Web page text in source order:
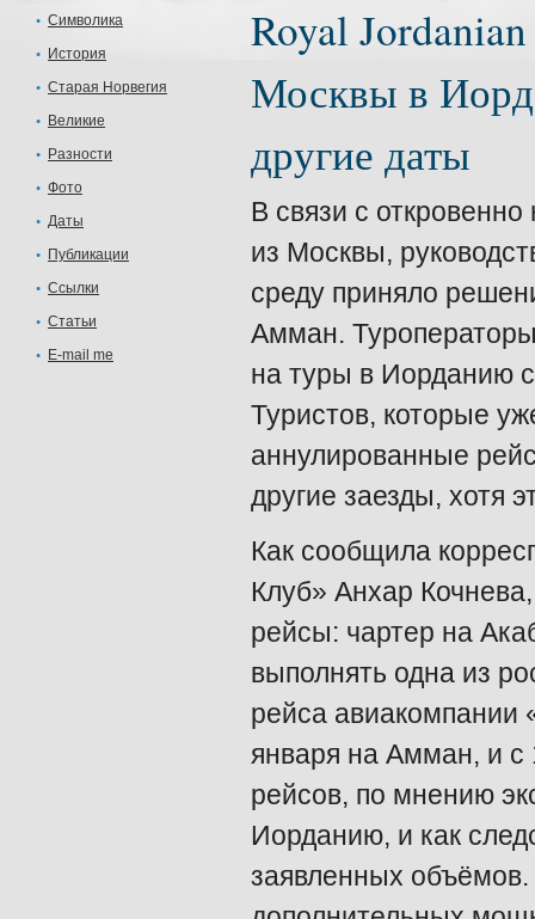
Символика
История
Старая Норвегия
Великие
Разности
Фото
Даты
Публикации
Ссылки
Статьи
E-mail me
Royal
Москвы в
другие даты
В связи с
из Москвы,
среду приняло
Амман. Туроператоры
на туры в Иорданию
Туристов, которые
аннулированные
другие заезды, хотя
Как сообщила
Клуб» Анхар
рейсы: чартер на
выполнять одна из
рейса авиакомпании
января на Амман, и с
рейсов, по мнению
Иорданию, и как
заявленных